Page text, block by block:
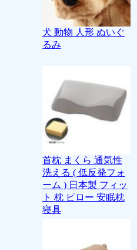
犬 動物 人形 ぬいぐ
るみ
首枕 まくら 通気性
洗える ( 低反発フォ
ーム ) 日本製 フィッ
ト 枕 ピロー 安眠枕
寝具